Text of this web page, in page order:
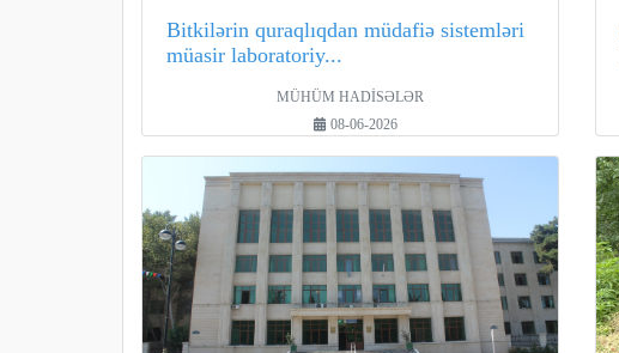
Bitkilərin quraqlıqdan müdafiə sistemləri
müasir laboratoriy...
MÜHÜM HADİSƏLƏR
08-06-2026